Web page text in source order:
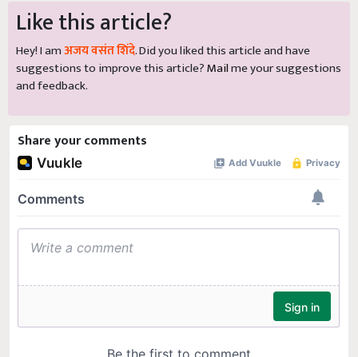
Like this article?
Hey! I amअजय वसंत शिंदे. Did you liked this article and have
suggestions to improve this article?Mailme your suggestions
and feedback.
Share your comments